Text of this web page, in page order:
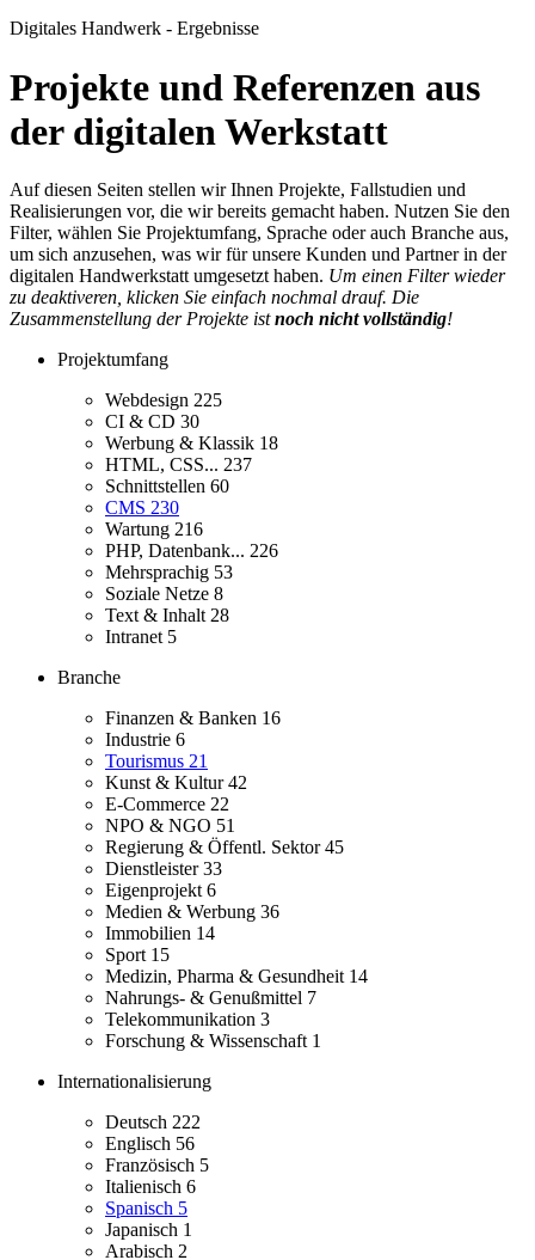
Digitales Handwerk - Ergebnisse
Projekte und Referenzen aus
der digitalen Werkstatt
Auf diesen Seiten stellen wir Ihnen Projekte, Fallstudien und
Realisierungen vor, die wir bereits gemacht haben. Nutzen Sie den
Filter, wählen Sie Projektumfang, Sprache oder auch Branche aus,
um sich anzusehen, was wir für unsere Kunden und Partner in der
digitalen Handwerkstatt umgesetzt haben. Um einen Filter wieder
zu deaktiveren, klicken Sie einfach nochmal drauf. Die
Zusammenstellung der Projekte istnoch nicht vollständig!
Projektumfang
Webdesign 225
CI & CD 30
Werbung & Klassik 18
HTML, CSS... 237
Schnittstellen 60
CMS 230
Wartung 216
PHP, Datenbank... 226
Mehrsprachig 53
Soziale Netze 8
Text & Inhalt 28
Intranet 5
Branche
Finanzen & Banken 16
Industrie 6
Tourismus 21
Kunst & Kultur42
E-Commerce 22
NPO & NGO 51
Regierung & Öffentl. Sektor45
Dienstleister33
Eigenprojekt 6
Medien & Werbung 36
Immobilien 14
Sport 15
Medizin, Pharma & Gesundheit 14
Nahrungs- & Genußmittel 7
Telekommunikation 3
Forschung & Wissenschaft 1
Internationalisierung
Deutsch 222
Englisch 56
Französisch 5
Italienisch 6
Spanisch 5
Japanisch 1
Arabisch 2